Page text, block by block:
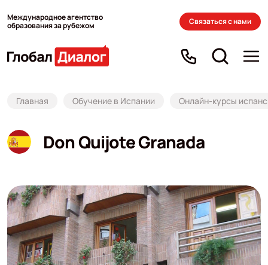
Международное агентство
образования за рубежом
Связаться с нами
Главная Обучение в Испании Онлайн-курсы
Don Quijote Granada